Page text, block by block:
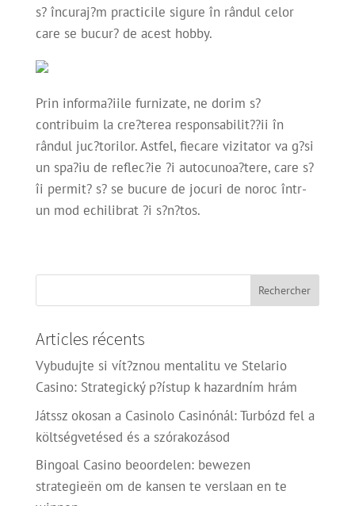
s? încuraj?m practicile sigure în rândul celor
care se bucur? de acest hobby.
Prin informa?iile furnizate, ne dorim s?
contribuim la cre?terea responsabilit??ii în
rândul juc?torilor. Astfel, fiecare vizitator va g?si
un spa?iu de reflec?ie ?i autocunoa?tere, care s?
îi permit? s? se bucure de jocuri de noroc într-
un mod echilibrat ?i s?n?tos.
Articles récents
Vybudujte si vít?znou mentalitu ve Stelario
Casino: Strategický p?ístup k hazardním hrám
Játssz okosan a Casinolo Casinónál: Turbózd fel a
költségvetésed és a szórakozásod
Bingoal Casino beoordelen: bewezen
strategieën om de kansen te verslaan en te